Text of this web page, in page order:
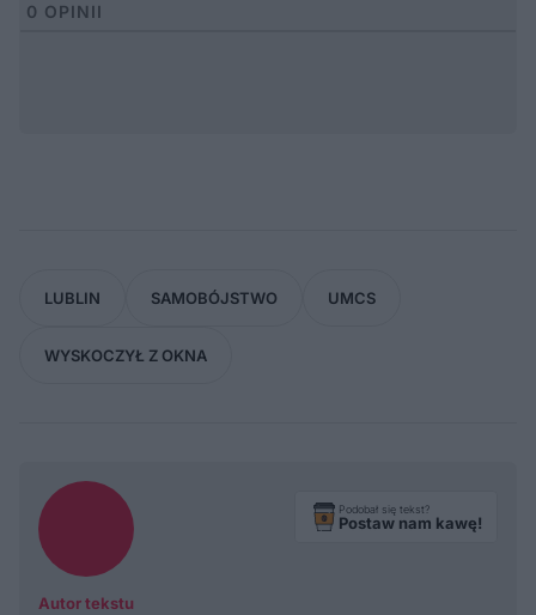
0 OPINII
LUBLIN SAMOBÓJSTWO UMCS
WYSKOCZYŁ Z OKNA
Autor tekstu
Podobał się tekst?
Postaw nam kawę!